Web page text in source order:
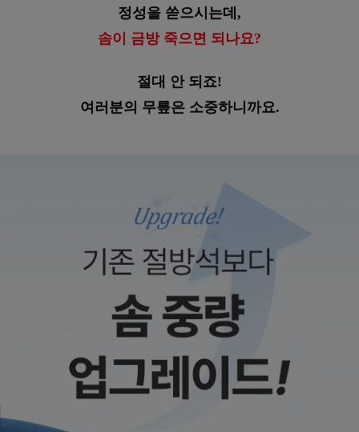
정성을 쏟으시는데,
솜이 금방 죽으면 되나요?
절대 안 되죠!
여러분의 무릎은 소중하니까요.